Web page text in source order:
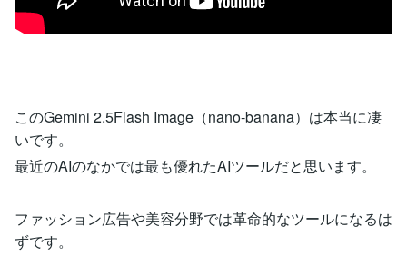
このGemini 2.5Flash Image（nano-banana）は本当に凄
いです。
最近のAIのなかでは最も優れたAIツールだと思います。
ファッション広告や美容分野では革命的なツールになるは
ずです。